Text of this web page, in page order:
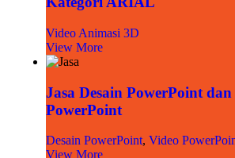
Video Animasi 3D
View More
Jasa Desain PowerPoint dan
PowerPoint
Desain PowerPoint, Video
View More